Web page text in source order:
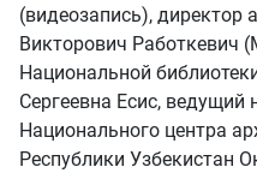
(видеозапись), директор
Викторович Работкевич
Национальной
Сергеевна Есис, ведущий
Национального центра
Республики Узбекистан